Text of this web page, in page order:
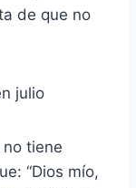
de que no
tiene
“Dios mío,